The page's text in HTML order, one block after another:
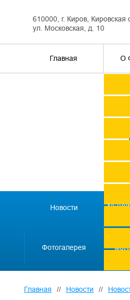
610000, г. Киров, Кировская
ул. Московская, д. 10
Главная О
Новости
Фотогалерея
Главная // Новости //